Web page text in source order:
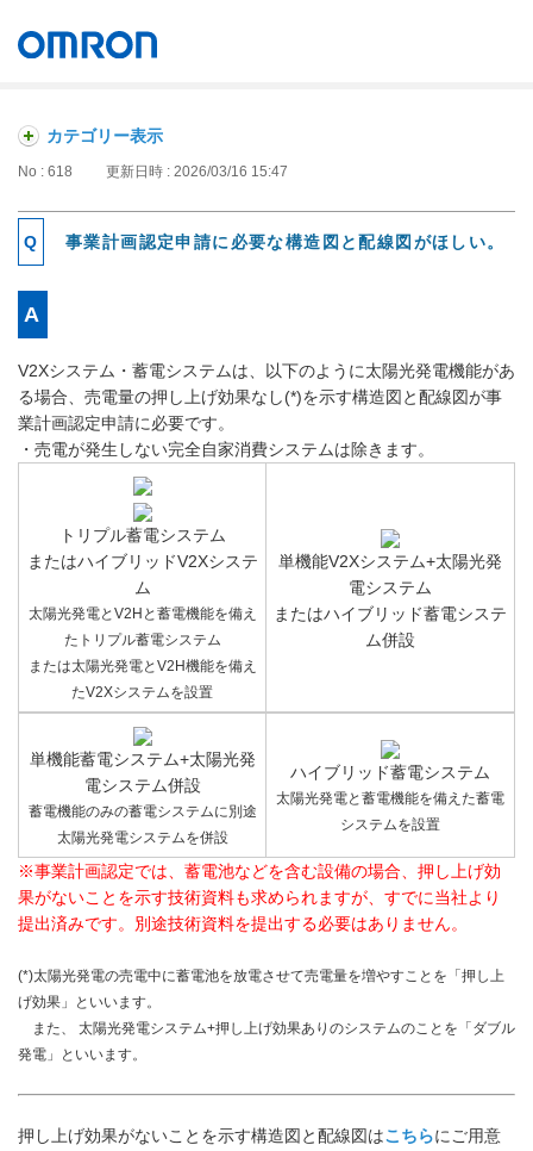
カテゴリー表示
No : 618 更新日時 : 2026/03/16 15:47
事業計画認定申請に必要な構造図と配線図がほしい。
V2Xシステム・蓄電システムは、以下のように太陽光発電機能があ
る場合、売電量の押し上げ効果なし(*)を示す構造図と配線図が事
業計画認定申請に必要です。
・売電が発生しない完全自家消費システムは除きます。
トリプル蓄電システム
またはハイブリッドV2Xシステ
ム
太陽光発電とV2Hと蓄電機能を備え
たトリプル蓄電システム
または太陽光発電とV2H機能を備え
たV2Xシステムを設置
単機能V2Xシステム+太陽光発
電システム
またはハイブリッド蓄電システ
ム併設
単機能蓄電システム+太陽光発
電システム併設
蓄電機能のみの蓄電システムに別途
太陽光発電システムを併設
ハイブリッド蓄電システム
太陽光発電と蓄電機能を備えた蓄電
システムを設置
※事業計画認定では、蓄電池などを含む設備の場合、押し上げ効
果がないことを示す技術資料も求められますが、すでに当社より
提出済みです。別途技術資料を提出する必要はありません。
(*)太陽光発電の売電中に蓄電池を放電させて売電量を増やすことを「押し上
げ効果」といいます。
また、 太陽光発電システム+押し上げ効果ありのシステムのことを「ダブル
発電」といいます。
押し上げ効果がないことを示す構造図と配線図はこちらにご用意